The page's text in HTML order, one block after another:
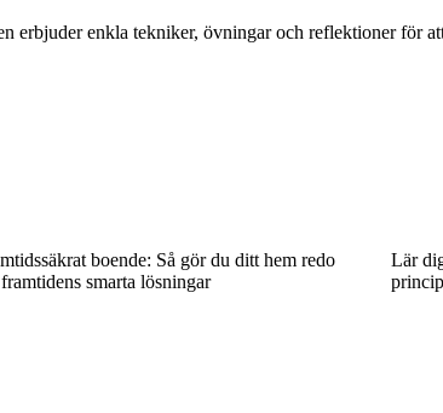
erbjuder enkla tekniker, övningar och reflektioner för
boende: Så gör du ditt hem redo
smarta lösningar
Lär